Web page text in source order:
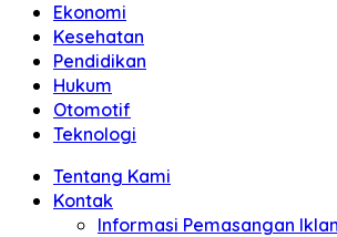
Ekonomi
Kesehatan
Pendidikan
Hukum
Otomotif
Teknologi
Tentang Kami
Kontak
Informasi Pemasangan